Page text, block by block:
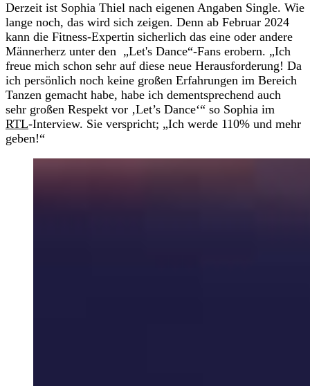
Derzeit ist Sophia Thiel nach eigenen Angaben Single. Wie
lange noch, das wird sich zeigen. Denn ab Februar 2024
kann die Fitness-Expertin sicherlich das eine oder andere
Männerherz unter den „Let's Dance“-Fans erobern. „Ich
freue mich schon sehr auf diese neue Herausforderung! Da
ich persönlich noch keine großen Erfahrungen im Bereich
Tanzen gemacht habe, habe ich dementsprechend auch
sehr großen Respekt vor ‚Let’s Dance‘“ so Sophia im
RTL-Interview. Sie verspricht; „Ich werde 110% und mehr
geben!“